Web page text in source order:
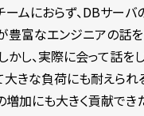
ームにおらず、DBサー
豊富なエンジニアの話
かし、実際に会って話
大きな負荷にも耐えられ
加にも大きく貢献できた